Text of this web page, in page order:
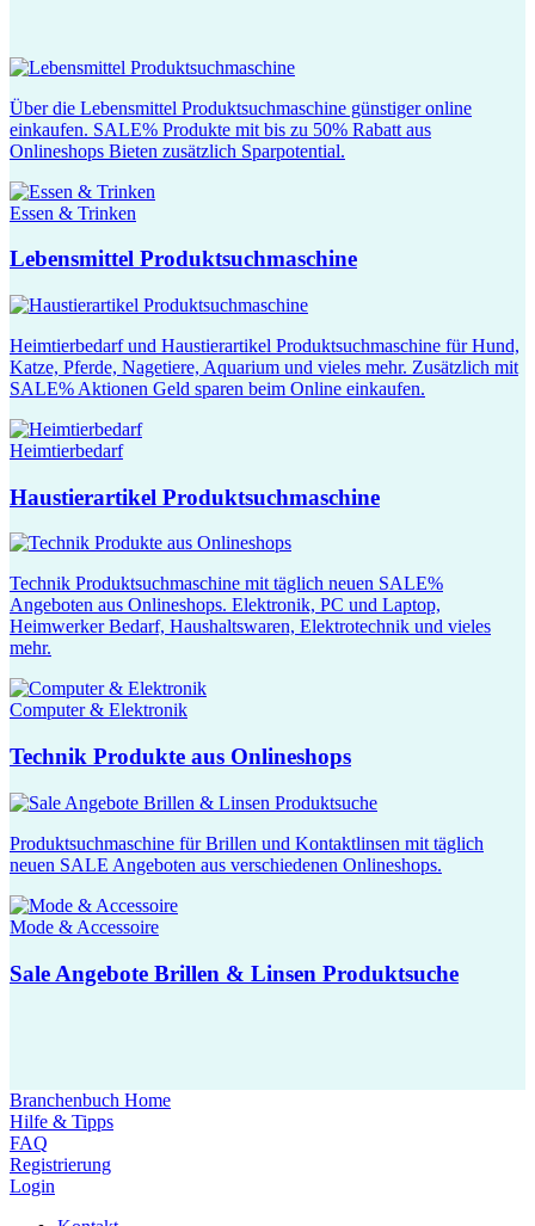
Über die Lebensmittel Produktsuchmaschine günstiger online
einkaufen. SALE% Produkte mit bis zu 50% Rabatt aus
Onlineshops Bieten zusätzlich Sparpotential.
Essen & Trinken
Lebensmittel Produktsuchmaschine
Heimtierbedarf und Haustierartikel Produktsuchmaschine für Hund,
Katze, Pferde, Nagetiere, Aquarium und vieles mehr. Zusätzlich mit
SALE% Aktionen Geld sparen beim Online einkaufen.
Heimtierbedarf
Haustierartikel Produktsuchmaschine
Technik Produktsuchmaschine mit täglich neuen SALE%
Angeboten aus Onlineshops. Elektronik, PC und Laptop,
Heimwerker Bedarf, Haushaltswaren, Elektrotechnik und vieles
mehr.
Computer & Elektronik
Technik Produkte aus Onlineshops
Produktsuchmaschine für Brillen und Kontaktlinsen mit täglich
neuen SALE Angeboten aus verschiedenen Onlineshops.
Mode & Accessoire
Sale Angebote Brillen & Linsen Produktsuche
Branchenbuch Home
Hilfe & Tipps
FAQ
Registrierung
Login